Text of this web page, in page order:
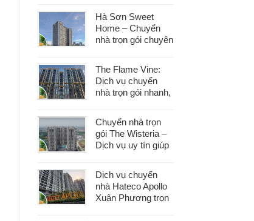
Hà Sơn Sweet
Home – Chuyển
nhà trọn gói chuyên
khâu
The Flame Vine:
Dịch vụ chuyển
nhà trọn gói nhanh,
Chuyển nhà trọn
gói The Wisteria –
Dịch vụ uy tín giúp
phát sinh
Dịch vụ chuyển
nhà Hateco Apollo
Xuân Phương trọn